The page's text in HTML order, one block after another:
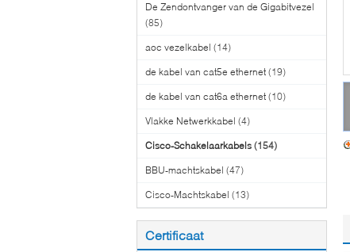
De Zendontvanger van de Gigabitvezel
(85)
aoc vezelkabel (14)
de kabel van cat5e ethernet (19)
de kabel van cat6a ethernet (10)
Vlakke Netwerkkabel (4)
Cisco-Schakelaarkabels (154)
BBU-machtskabel (47)
Cisco-Machtskabel (13)
Certificaat